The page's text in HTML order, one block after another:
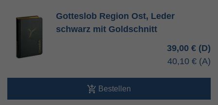
Gotteslob Region Ost, Leder
schwarz mit Goldschnitt
39,00 €
40,10 €
Bestellen